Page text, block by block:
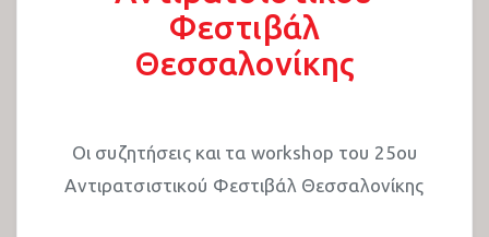
Φεστιβάλ
Θεσσαλονίκης
Οι συζητήσεις και τα workshop του 25ου
Αντιρατσιστικού Φεστιβάλ Θεσσαλονίκης